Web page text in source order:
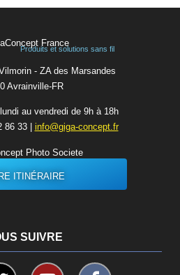
Produits et solutions sans fil
- ZA des Marsandes
Avrainvilleㅤ-ㅤFR
au vendredi de 9h à 18h
86 33| info@giga-concept.fr
ITINÉRAIRE
SUIVRE